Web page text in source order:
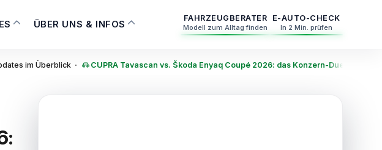
ÜBER UNS & INFOS
FAHRZEUGBERATER
Modell zum Alltag finden
E-AUTO-CHECK
In 2 Min. prüfen
im Überblick · CUPRA Tavascan vs. Škoda Enyaq Coupé 2026: das Konzern-Duell der